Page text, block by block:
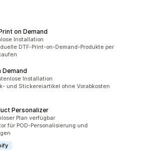
on Demand
Installation
DTF-Print-on-Demand-Produkte per
Demand
insgesamtInstallation
und Stickereiartikel ohne Vorabkosten
Personalizer
Plan verfügbar
für POD-Personalisierung und